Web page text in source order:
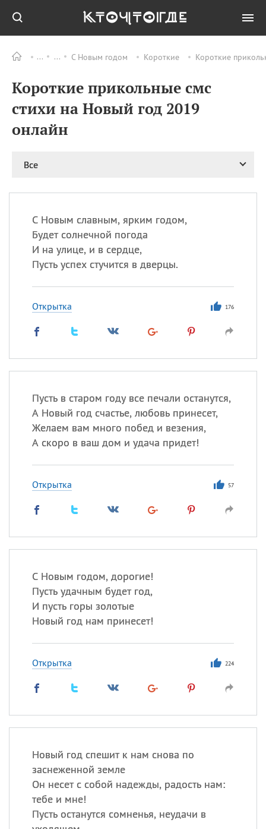
С Новым годом Короткие Короткие
Короткие прикольные смс
стихи на Новый год 2019
онлайн
Все
С Новым славным, ярким годом,
Будет солнечной погода
И на улице, и в сердце,
Пусть успех стучится в дверцы.
Открытка 176
Пусть в старом году все печали останутся,
А Новый год счастье, любовь принесет,
Желаем вам много побед и везения,
А скоро в ваш дом и удача придет!
Открытка 57
С Новым годом, дорогие!
Пусть удачным будет год,
И пусть горы золотые
Новый год нам принесет!
Открытка 224
Новый год спешит к нам снова по
заснеженной земле
Он несет с собой надежды, радость нам:
тебе и мне!
Пусть останутся сомненья, неудачи в
ПРАЗДНИКИ Все
08.08 День «Счастье
Happens Day)
больных
09.08
Все
Сегодня празднуют именины
Посмотреть значениеи
происхождение